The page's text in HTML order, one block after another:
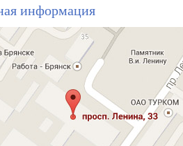
информация